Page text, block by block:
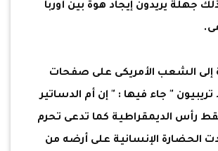
جهلة يريدون إيجاد هوة بين أوربا
إلى الشعب الأمريكى على صفحات
تريبيون " جاء فيها : " إن أم الدساتير
رأس الديمقراطية كما تدعى تحرم
الحضارة الإنسانية على أرضه من